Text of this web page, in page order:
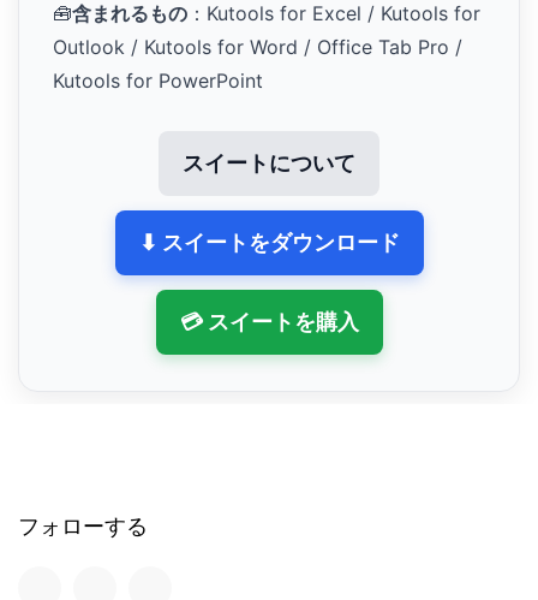
🧰含まれるもの ：Kutools for Excel / Kutools for
Outlook / Kutools for Word / Office Tab Pro /
Kutools for PowerPoint
スイートについて
⬇ スイートをダウンロード
💳 スイートを購入
フォローする